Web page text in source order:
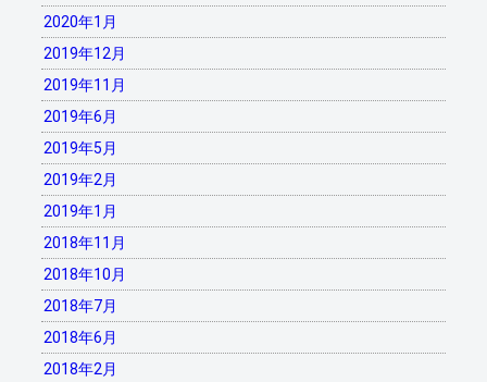
2020年1月
2019年12月
2019年11月
2019年6月
2019年5月
2019年2月
2019年1月
2018年11月
2018年10月
2018年7月
2018年6月
2018年2月